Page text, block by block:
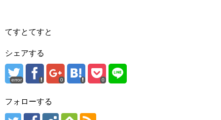
てすとてすと
シェアする
error 0 0
フォローする